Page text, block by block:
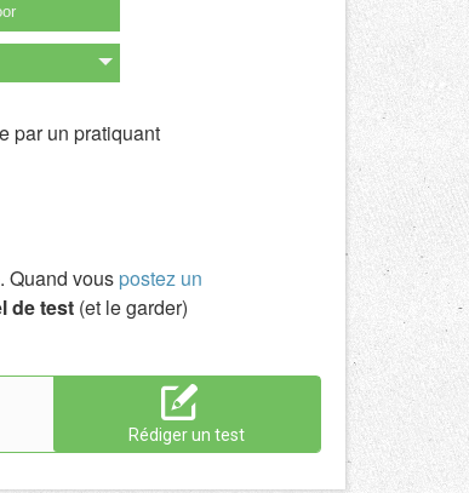
par un pratiquant
Quand vous postez un
de test (et le garder)
Rédiger un test